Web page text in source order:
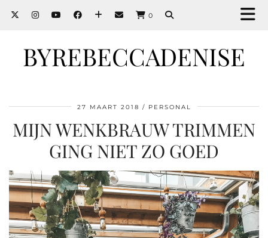
0
BYREBECCADENISE
27 MAART 2018 PERSONAL
MIJN WENKBRAUW TRIMMEN
GING NIET ZO GOED